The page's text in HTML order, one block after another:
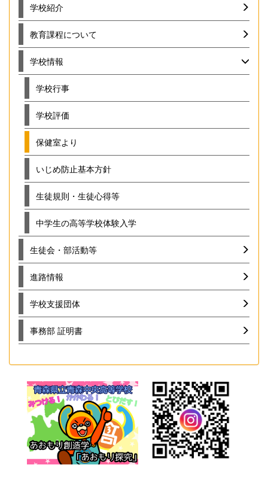
学校紹介
教育課程について
学校情報
学校行事
学校評価
保健室より
いじめ防止基本方針
生徒規則・生徒心得等
中学生の高等学校体験入学
生徒会・部活動等
進路情報
学校支援団体
事務部 証明書